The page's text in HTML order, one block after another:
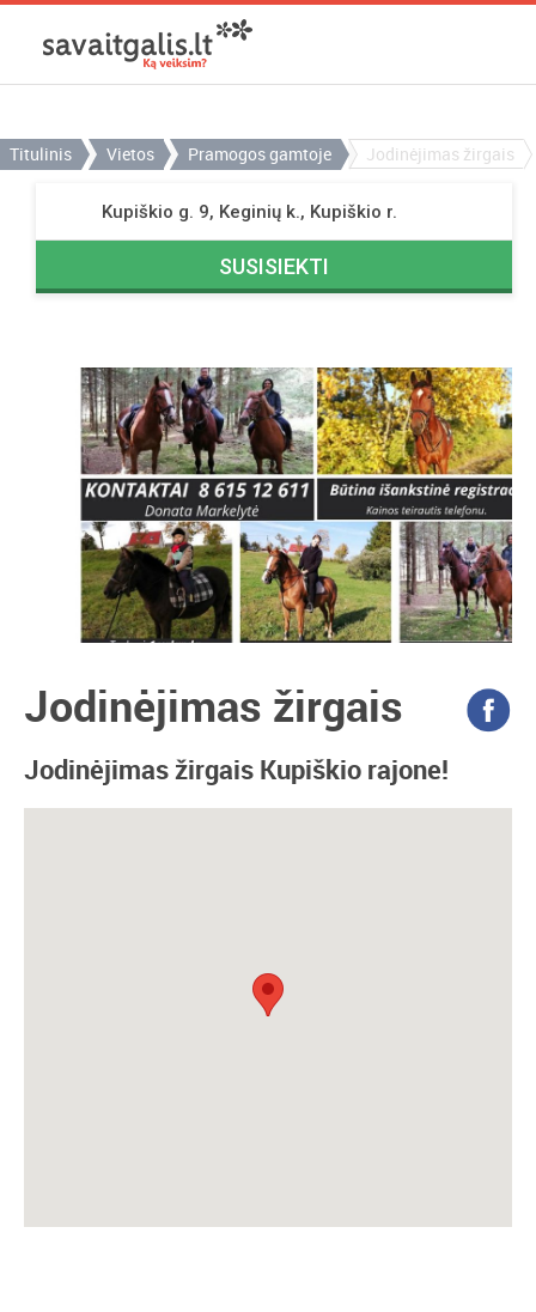
Titulinis Vietos Pramogos gamtoje Jodinėjimas žirgais
Jodinėjimas žirgais
Jodinėjimas žirgais Kupiškio rajone!
Kupiškio g. 9, Keginių k., Kupiškio r.
SUSISIEKTI